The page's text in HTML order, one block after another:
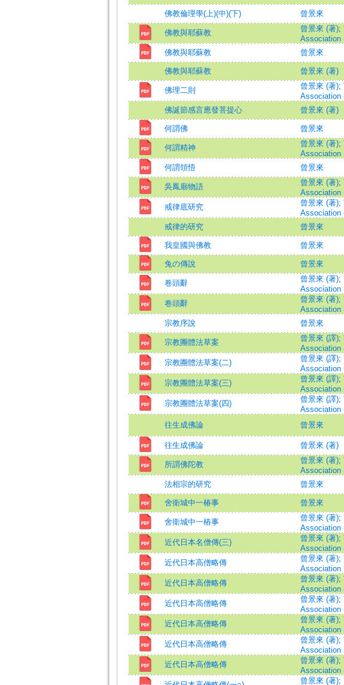
佛教倫理學(上)(中)(下) 曾景來
佛教與耶蘇教 曾景來 (著);
Association
佛教與耶蘇教 曾景來
佛教與耶蘇教 曾景來 (著)
佛理二則 曾景來 (著);
Association
佛誕節感言應發菩提心 曾景來 (著)
何謂佛 曾景來
何謂精神 曾景來 (著);
Association
何謂領悟 曾景來
吳鳳廟物語 曾景來 (著);
Association
戒律底研究 曾景來 (著);
Association
戒律的研究 曾景來
我皇國與佛教 曾景來
兔の傳說 曾景來
卷頭辭 曾景來 (著);
Association
卷頭辭 曾景來 (著);
Association
宗教序說 曾景來
宗教團體法草案 曾景來 (譯);
Association
宗教團體法草案(二) 曾景來 (譯);
Association
宗教團體法草案(三) 曾景來 (譯);
Association
宗教團體法草案(四) 曾景來 (譯);
Association
往生成佛論 曾景來
往生成佛論 曾景來 (著)
所謂佛陀教 曾景來 (著);
Association
法相宗的研究 曾景來
舍衛城中一椿事 曾景來
舍衛城中一樁事 曾景來 (著);
Association
近代日本名僧傳(三) 曾景來 (著);
Association
近代日本高僧略傳 曾景來 (著);
Association
近代日本高僧略傳 曾景來 (著);
Association
近代日本高僧略傳 曾景來 (著);
Association
近代日本高僧略傳 曾景來 (著);
Association
近代日本高僧略傳 曾景來 (著);
Association
近代日本高僧略傳 曾景來 (著);
Association
曾景來 (著);